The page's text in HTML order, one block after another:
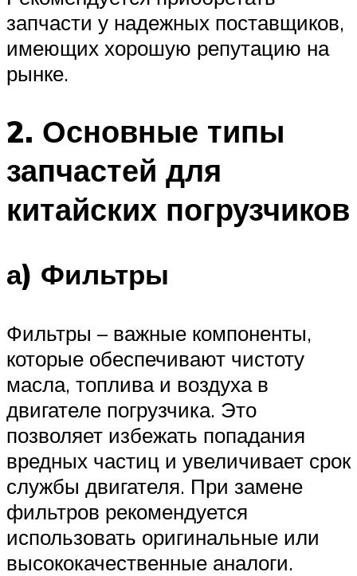
запчасти у надежных поставщиков,
имеющих хорошую репутацию на
рынке.
2. Основные типы
запчастей для
китайских погрузчиков
а) Фильтры
Фильтры – важные компоненты,
которые обеспечивают чистоту
масла, топлива и воздуха в
двигателе погрузчика. Это
позволяет избежать попадания
вредных частиц и увеличивает срок
службы двигателя. При замене
фильтров рекомендуется
использовать оригинальные или
высококачественные аналоги.